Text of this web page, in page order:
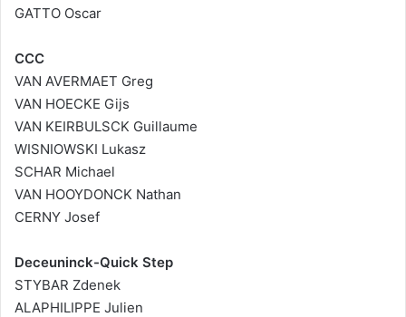
GATTO Oscar
CCC
VAN AVERMAET Greg
VAN HOECKE Gijs
VAN KEIRBULSCK Guillaume
WISNIOWSKI Lukasz
SCHAR Michael
VAN HOOYDONCK Nathan
CERNY Josef
Deceuninck-Quick Step
STYBAR Zdenek
ALAPHILIPPE Julien